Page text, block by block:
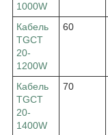
1000W
Кабель
TGCT
20-
1200W
60
Кабель
TGCT
20-
1400W
70